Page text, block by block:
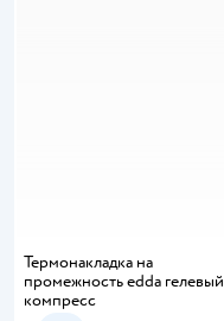
Термонакладка на
промежность edda гелевый
компресс